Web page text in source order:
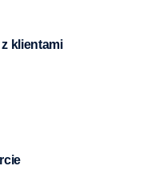
klientami